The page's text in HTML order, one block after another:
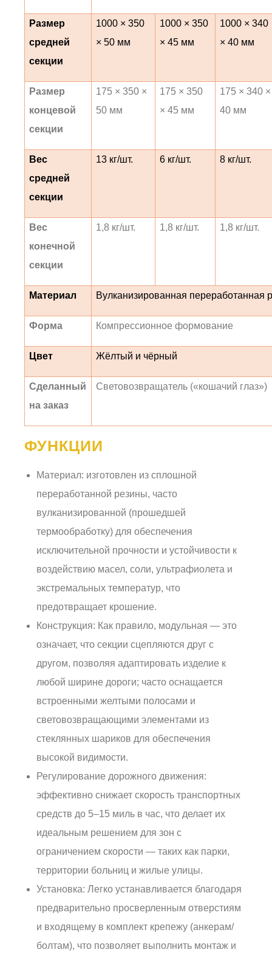
Размер
средней
секции
1000 × 350
× 50 мм
1000 × 350
× 45 мм
1000 × 340
× 40 мм
Размер
концевой
секции
175 × 350 ×
50 мм
175 × 350
× 45 мм
175 × 340 ×
40 мм
Вес
средней
секции
13 кг/шт. 6 кг/шт. 8 кг/шт.
Вес
конечной
секции
1,8 кг/шт. 1,8 кг/шт. 1,8 кг/шт.
Материал Вулканизированная переработанная
Форма Компрессионное формование
Цвет Жёлтый и чёрный
Сделанный
на заказ
Световозвращатель («кошачий глаз»)
ФУНКЦИИ
Материал: изготовлен из сплошной
переработанной резины, часто
вулканизированной (прошедшей
термообработку) для обеспечения
исключительной прочности и устойчивости к
воздействию масел, соли, ультрафиолета и
экстремальных температур, что
предотвращает крошение.
Конструкция: Как правило, модульная — это
означает, что секции сцепляются друг с
другом, позволяя адаптировать изделие к
любой ширине дороги; часто оснащается
встроенными желтыми полосами и
световозвращающими элементами из
стеклянных шариков для обеспечения
высокой видимости.
Регулирование дорожного движения:
эффективно снижает скорость транспортных
средств до 5–15 миль в час, что делает их
идеальным решением для зон с
ограничением скорости — таких как парки,
территории больниц и жилые улицы.
Установка: Легко устанавливается благодаря
предварительно просверленным отверстиям
и входящему в комплект крепежу (анкерам/
болтам), что позволяет выполнить монтаж и